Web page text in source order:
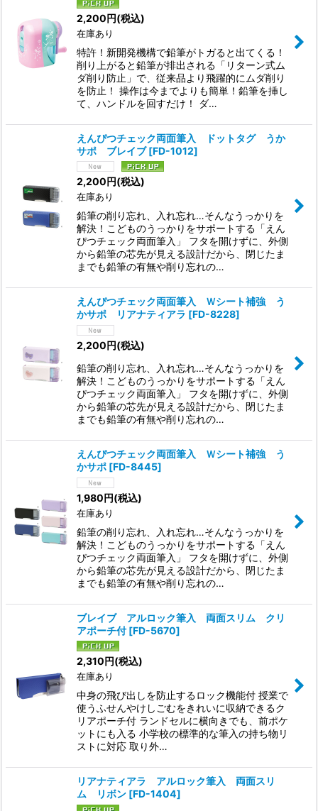
2,200円(税込)
在庫あり
特許！新開発機構で鉛筆がトガると出てくる！
削り上がると鉛筆が排出される「リターン式ム
ダ削り防止」で、従来品より飛躍的にムダ削り
を防止！ 操作は今までよりも簡単！鉛筆を挿し
て、ハンドルを回すだけ！ ダ…
えんぴつチェック両面筆入 ドットタグ うか
サポ ブレイブ [FD-1012]
2,200円(税込)
在庫あり
鉛筆の削り忘れ、入れ忘れ…そんなうっかりを
解決！こどものうっかりをサポートする「えん
ぴつチェック両面筆入」 フタを開けずに、外側
から鉛筆の芯先が見える設計だから、閉じたま
までも鉛筆の有無や削り忘れの…
えんぴつチェック両面筆入 Ｗシート補強 う
かサポ リアナティアラ [FD-8228]
2,200円(税込)
鉛筆の削り忘れ、入れ忘れ…そんなうっかりを
解決！こどものうっかりをサポートする「えん
ぴつチェック両面筆入」 フタを開けずに、外側
から鉛筆の芯先が見える設計だから、閉じたま
までも鉛筆の有無や削り忘れの…
えんぴつチェック両面筆入 Ｗシート補強 う
かサポ [FD-8445]
1,980円(税込)
在庫あり
鉛筆の削り忘れ、入れ忘れ…そんなうっかりを
解決！こどものうっかりをサポートする「えん
ぴつチェック両面筆入」 フタを開けずに、外側
から鉛筆の芯先が見える設計だから、閉じたま
までも鉛筆の有無や削り忘れの…
ブレイブ アルロック筆入 両面スリム クリ
アポーチ付 [FD-5670]
2,310円(税込)
在庫あり
中身の飛び出しを防止するロック機能付 授業で
使うふせんやけしごむをきれいに収納できるク
リアポーチ付 ランドセルに横向きでも、前ポケ
ットにも入る 小学校の標準的な筆入の持ち物リ
ストに対応 取り外…
リアナティアラ アルロック筆入 両面スリ
ム リボン [FD-1404]